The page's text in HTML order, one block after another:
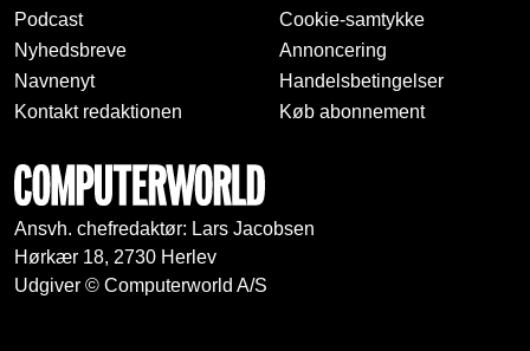
Podcast
Nyhedsbreve
Navnenyt
Kontakt redaktionen
Cookie-samtykke
Annoncering
Handelsbetingelser
Køb abonnement
Ansvh. chefredaktør: Lars Jacobsen
Hørkær 18, 2730 Herlev
Udgiver © Computerworld A/S